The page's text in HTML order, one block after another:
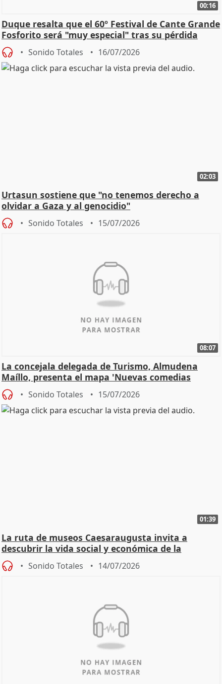
00:16
Duque resalta que el 60º Festival de Cante Grande
Fosforito será "muy especial" tras su pérdida
Sonido Totales 16/07/2026
02:03
Urtasun sostiene que "no tenemos derecho a
olvidar a Gaza y al genocidio"
Sonido Totales 15/07/2026
08:07
La concejala delegada de Turismo, Almudena
Maíllo, presenta el mapa 'Nuevas comedias
madrileñas'
Sonido Totales 15/07/2026
01:39
La ruta de museos Caesaraugusta invita a
descubrir la vida social y económica de la
Zaragoza ro
Sonido Totales 14/07/2026